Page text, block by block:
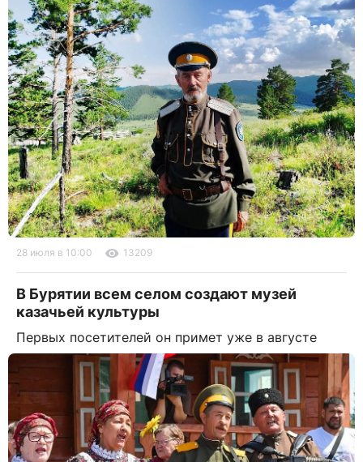
28 июля в 10:00 13209
В Бурятии всем селом создают музей
казачьей культуры
Первых посетителей он примет уже в августе